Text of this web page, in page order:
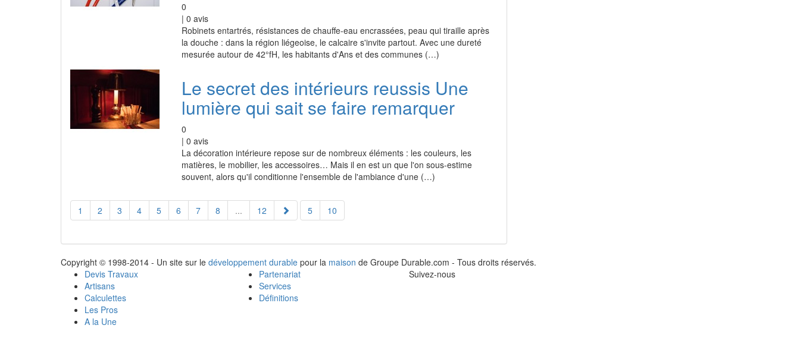
0
| 0 avis
Robinets entartrés, résistances de chauffe-eau encrassées, peau qui tiraille après
la douche : dans la région liégeoise, le calcaire s'invite partout. Avec une dureté
mesurée autour de 42°fH, les habitants d'Ans et des communes (…)
Le secret des intérieurs reussis Une
lumière qui sait se faire remarquer
0
| 0 avis
La décoration intérieure repose sur de nombreux éléments : les couleurs, les
matières, le mobilier, les accessoires… Mais il en est un que l'on sous-estime
souvent, alors qu'il conditionne l'ensemble de l'ambiance d'une (…)
1 2 3 4 5 6 7 8 ... 12 5 10
Copyright © 1998-2014 - Un site sur le développement durable pour la maison de Groupe Durable.com - Tous droits réservés.
Devis Travaux
Artisans
Calculettes
Les Pros
A la Une
Partenariat
Services
Définitions
Suivez-nous